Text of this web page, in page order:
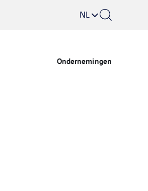
NL
Ondernemingen